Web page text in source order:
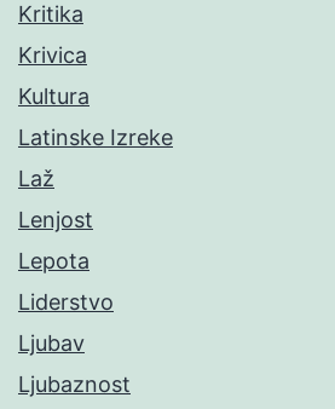
Kritika
Krivica
Kultura
Latinske Izreke
Laž
Lenjost
Lepota
Liderstvo
Ljubav
Ljubaznost